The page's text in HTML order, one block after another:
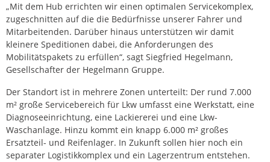
„Mit dem Hub errichten wir einen optimalen Servicekomplex,
zugeschnitten auf die die Bedürfnisse unserer Fahrer und
Mitarbeitenden. Darüber hinaus unterstützen wir damit
kleinere Speditionen dabei, die Anforderungen des
Mobilitätspakets zu erfüllen“, sagt Siegfried Hegelmann,
Gesellschafter der Hegelmann Gruppe.
Der Standort ist in mehrere Zonen unterteilt: Der rund 7.000
m² große Servicebereich für Lkw umfasst eine Werkstatt, eine
Diagnoseeinrichtung, eine Lackiererei und eine Lkw-
Waschanlage. Hinzu kommt ein knapp 6.000 m² großes
Ersatzteil- und Reifenlager. In Zukunft sollen hier noch ein
separater Logistikkomplex und ein Lagerzentrum entstehen.